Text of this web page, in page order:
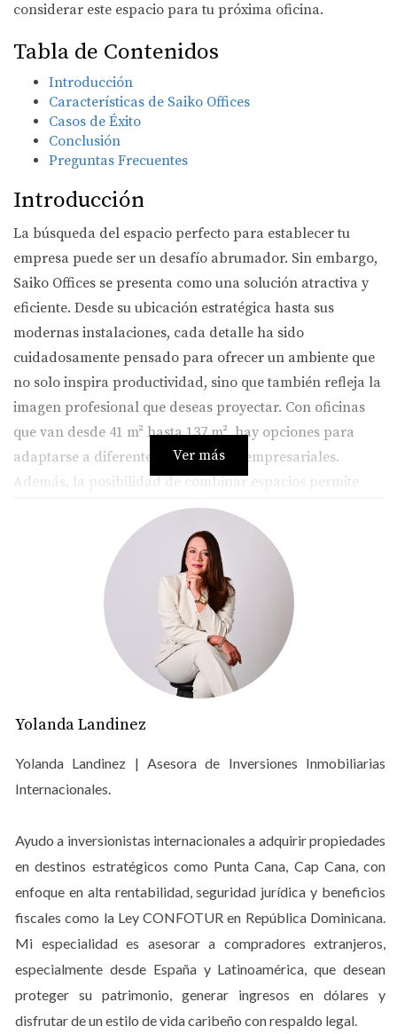
considerar este espacio para tu próxima oficina.
Tabla de Contenidos
Introducción
Características de Saiko Offices
Casos de Éxito
Conclusión
Preguntas Frecuentes
Introducción
La búsqueda del espacio perfecto para establecer tu
empresa puede ser un desafío abrumador. Sin embargo,
Saiko Offices se presenta como una solución atractiva y
eficiente. Desde su ubicación estratégica hasta sus
modernas instalaciones, cada detalle ha sido
cuidadosamente pensado para ofrecer un ambiente que
no solo inspira productividad, sino que también refleja la
imagen profesional que deseas proyectar. Con oficinas
que van desde 41 m² hasta 137 m², hay opciones para
adaptarse a diferentes necesidades empresariales.
Además, la posibilidad de combinar espacios permite
una flexibilidad única que muchas empresas valoran.
Características de Saiko Offices
Saiko Offices no es solo un lugar donde trabajar; es una
experiencia diseñada para fomentar la colaboración y la
innovación. A continuación, se presentan algunas
características destacadas:
Diseño contemporáneo:Cada rincón del edificio ha
sido diseñado con un enfoque moderno y
Áreas comunes de alto nivel: Los espacios
compartidos están pensados para crear un
ambiente acogedor y profesional.
paneles solares, Saiko Offices está a la vanguardia
Amenidades exclusivas:Incluye un lobby
climatizado tipo hotel, gimnasio equipado y un Sky
Lounge con BBQ y vistas panorámicas.
Ubicación estratégica:
Situado en la calle Roberto
Pastoriza, a pasos de Downtown Center y otros
servicios clave.
Además, los precios son competitivos según el nivel del
edificio: desde $2,920 USD/m² en los niveles 2 al 4 hasta
Ver más
Yolanda Landinez
Yolanda Landinez | Asesora de Inversiones Inmobiliarias
Internacionales.
Ayudo a inversionistas internacionales a adquirir propiedades
en destinos estratégicos como Punta Cana, Cap Cana, con
enfoque en alta rentabilidad, seguridad jurídica y beneficios
fiscales como la Ley CONFOTUR en República Dominicana.
Mi especialidad es asesorar a compradores extranjeros,
especialmente desde España y Latinoamérica, que desean
proteger su patrimonio, generar ingresos en dólares y
disfrutar de un estilo de vida caribeño con respaldo legal.